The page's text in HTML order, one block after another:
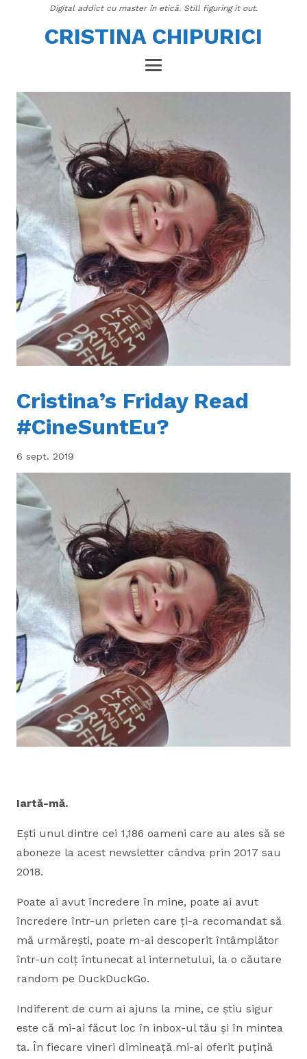
Digital addict cu master în etică. Still figuring it out.
CRISTINA CHIPURICI
Cristina’s Friday Read
#CineSuntEu?
6 sept. 2019
Iartă-mă.
Ești unul dintre cei 1,186 oameni care au ales să se
aboneze la acest newsletter cândva prin 2017 sau
2018.
Poate ai avut încredere în mine, poate ai avut
încredere într-un prieten care ți-a recomandat să
mă urmărești, poate m-ai descoperit întâmplător
într-un colț întunecat al internetului, la o căutare
random pe DuckDuckGo.
Indiferent de cum ai ajuns la mine, ce știu sigur
este că mi-ai făcut loc în inbox-ul tău și în mintea
ta. În fiecare vineri dimineață mi-ai oferit puțină